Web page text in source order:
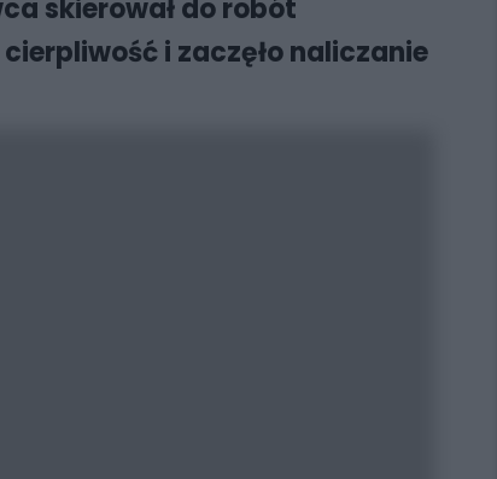
skierował do robót
i zaczęło naliczanie